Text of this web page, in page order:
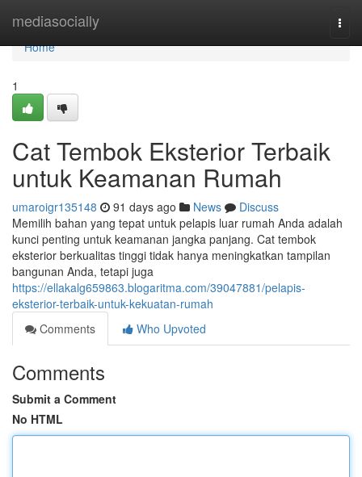
mediasocially
Home
Home
1
Cat Tembok Eksterior Terbaik
untuk Keamanan Rumah
umaroigr135148 91 days ago News
Discuss
Memilih bahan yang tepat untuk pelapis luar rumah Anda adalah
kunci penting untuk keamanan jangka panjang. Cat tembok
eksterior berkualitas tinggi tidak hanya meningkatkan tampilan
bangunan Anda, tetapi juga
https://ellakalg659863.blogaritma.com/39047881/pelapis-
eksterior-terbaik-untuk-kekuatan-rumah
Comments
Who Upvoted
Comments
Submit a Comment
No HTML